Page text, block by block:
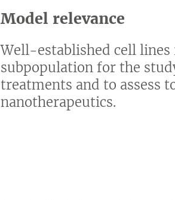
Model relevance
Well-established cell
subpopulation for the
treatments and to assess
nanotherapeutics.